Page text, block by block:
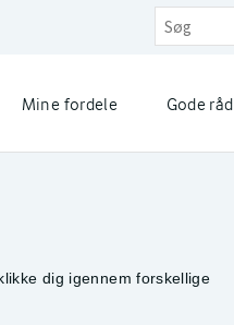
Mine fordele Gode råd
dig igennem forskellige